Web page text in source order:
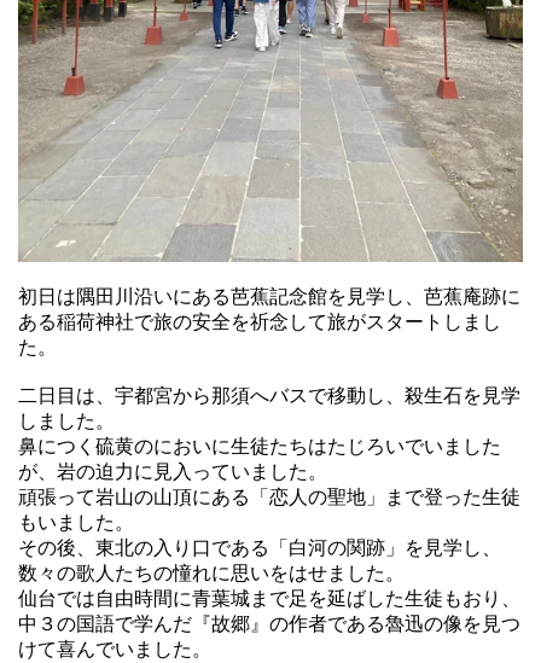
初日は隅田川沿いにある芭蕉記念館を見学し、芭蕉庵跡に
ある稲荷神社で旅の安全を祈念して旅がスタートしまし
た。
二日目は、宇都宮から那須へバスで移動し、殺生石を見学
しました。
鼻につく硫黄のにおいに生徒たちはたじろいでいました
が、岩の迫力に見入っていました。
頑張って岩山の山頂にある「恋人の聖地」まで登った生徒
もいました。
その後、東北の入り口である「白河の関跡」を見学し、
数々の歌人たちの憧れに思いをはせました。
仙台では自由時間に青葉城まで足を延ばした生徒もおり、
中３の国語で学んだ『故郷』の作者である魯迅の像を見つ
けて喜んでいました。